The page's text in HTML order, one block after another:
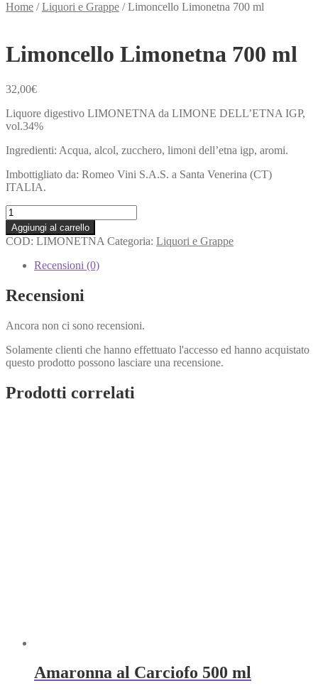
Home /Liquori e Grappe /Limoncello Limonetna 700 ml
Limoncello Limonetna 700 ml
32,00€
Liquore digestivo LIMONETNA da LIMONE DELL’ETNA IGP,
vol.34%
Ingredienti: Acqua, alcol, zucchero, limoni dell’etna igp, aromi.
Imbottigliato da: Romeo Vini S.A.S. a Santa Venerina (CT)
ITALIA.
Limoncello
Limonetna
700
ml
quantità
Aggiungi al carrello
COD: LIMONETNA Categoria: Liquori e Grappe
Recensioni (0)
Recensioni
Ancora non ci sono recensioni.
Solamente clienti che hanno effettuato l'accesso ed hanno acquistato
questo prodotto possono lasciare una recensione.
Prodotti correlati
Amaronna al Carciofo 500 ml